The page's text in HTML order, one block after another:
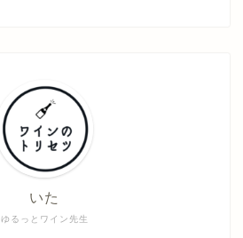
ゆるっとワイン先生
いた